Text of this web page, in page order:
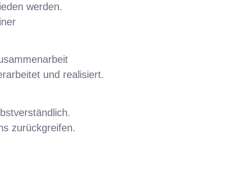
werden.
und realisiert.
zurückgreifen.